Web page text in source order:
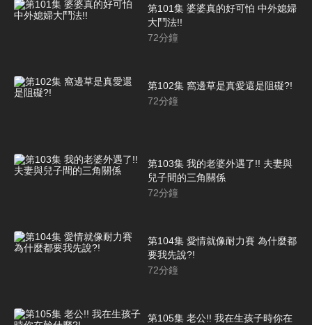
第101集 婆婆真的好可怕 中外媳婦
大鬥法!!
72分鐘
第102集 窩邊草是真愛還是阻礙?!
72分鐘
第103集 我的老婆外遇了!! 夫妻與
兒子間的三角關係
72分鐘
第104集 愛情就像耐力賽 為什麼都
要我先說?!
72分鐘
第105集 老公!! 我在生孩子時你在